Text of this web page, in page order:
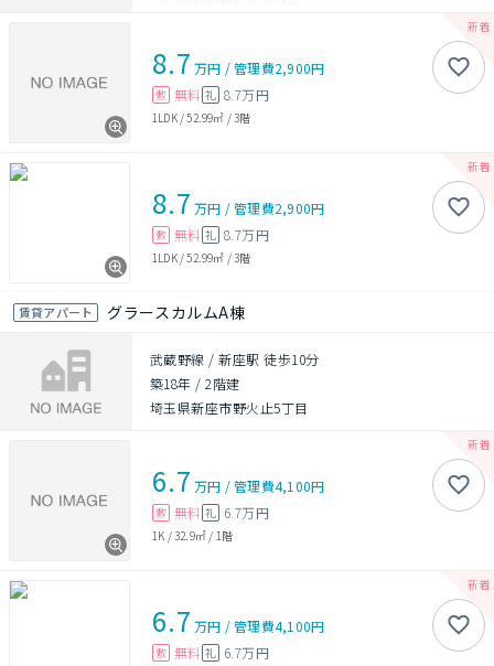
8.7 万円 /管理費2,900円
敷 無料 礼 8.7万円
1LDK/52.99㎡ /3階
8.7 万円 /管理費2,900円
敷 無料 礼 8.7万円
1LDK/52.99㎡ /3階
賃貸アパート グラースカルムA棟
武蔵野線 / 新座駅 徒歩10分
築18年 /2階建
埼玉県新座市野火止5丁目
6.7 万円 /管理費4,100円
敷 無料 礼 6.7万円
1K /32.9㎡ / 1階
6.7 万円 /管理費4,100円
敷 無料 礼 6.7万円